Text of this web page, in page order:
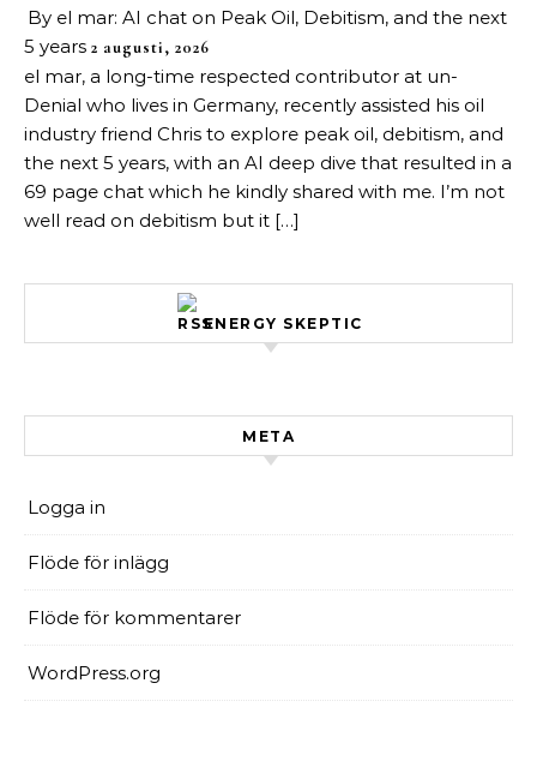
By el mar: AI chat on Peak Oil, Debitism, and the next
5 years 2 augusti, 2026
el mar, a long-time respected contributor at un-
Denial who lives in Germany, recently assisted his oil
industry friend Chris to explore peak oil, debitism, and
the next 5 years, with an AI deep dive that resulted in a
69 page chat which he kindly shared with me. I’m not
well read on debitism but it […]
ENERGY SKEPTIC
META
Logga in
Flöde för inlägg
Flöde för kommentarer
WordPress.org